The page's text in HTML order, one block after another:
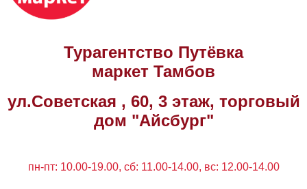
Турагентство Путёвка
маркет Тамбов
ул.Советская , 60, 3 этаж, торговый
дом "Айсбург"
пн-пт: 10.00-19.00, сб: 11.00-14.00, вс: 12.00-14.00